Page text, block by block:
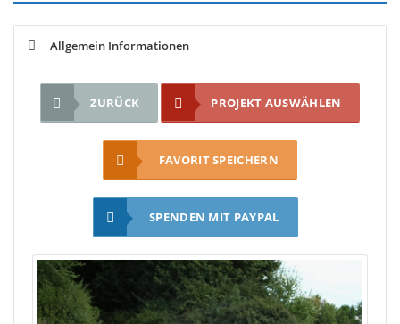
Allgemein Informationen
ZURÜCK PROJEKT AUSWÄHLEN
FAVORIT SPEICHERN
SPENDEN MIT PAYPAL